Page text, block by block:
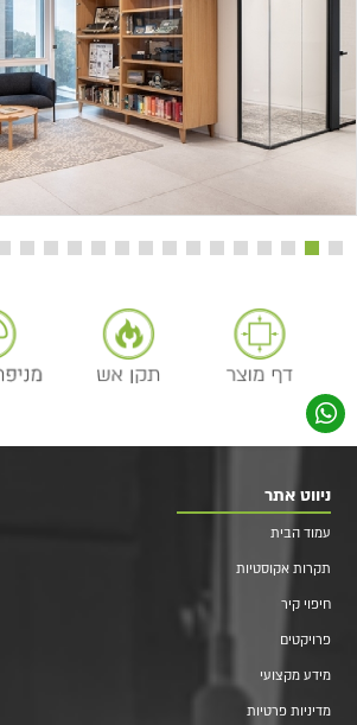
ניווט אתר
עמוד הבית
תקרות אקוסטיות
חיפוי קיר
פרויקטים
מידע מקצועי
מדיניות פרטיות